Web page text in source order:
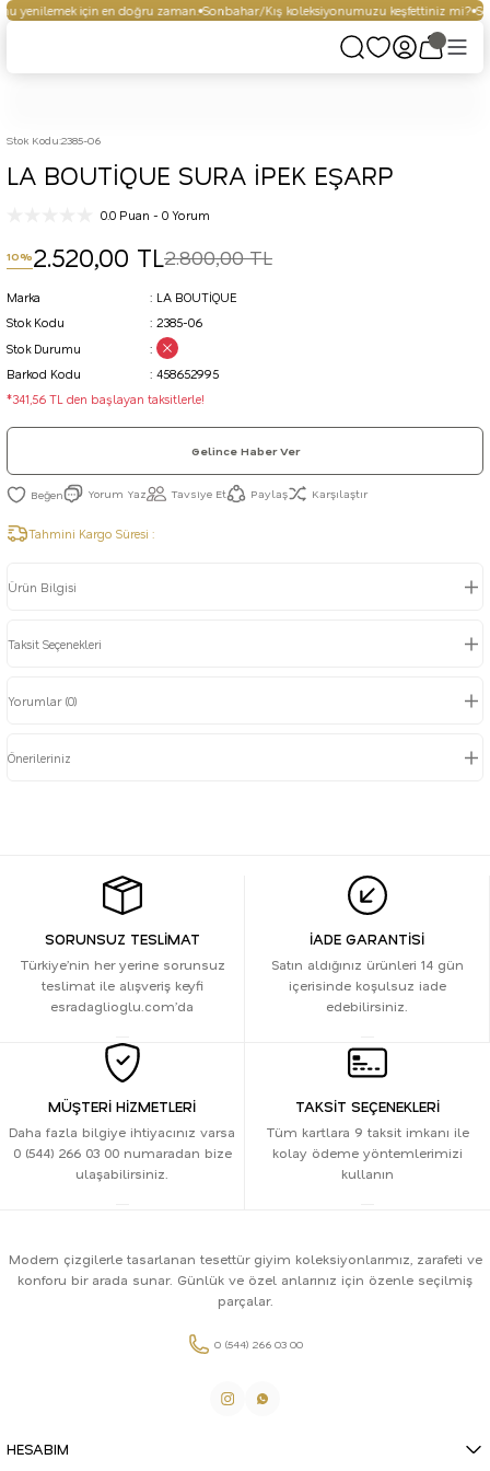
yenilemek için en doğru zaman. Sonbahar/Kış koleksiyonumuzu keşfettiniz mi?
Stok Kodu:2385-06
LA BOUTİQUE SURA İPEK EŞARP
0.0 Puan - 0 Yorum
10%2.520,00 TL2.800,00 TL
Marka
LA BOUTİQUE
Stok Kodu
2385-06
Stok Durumu
Barkod Kodu
458652995
*341,56 TL den başlayan taksitlerle!
Gelince Haber Ver
Yorum Yaz Tavsiye Et Paylaş Karşılaştır
Tahmini Kargo Süresi :
Ürün Bilgisi
Taksit Seçenekleri
Yorumlar (0)
Önerileriniz
SORUNSUZ TESLİMAT
Türkiye’nin her yerine sorunsuz
teslimat ile alışveriş keyfi
esradaglioglu.com’da
İADE GARANTİSİ
Satın aldığınız ürünleri 14 gün
içerisinde koşulsuz iade
edebilirsiniz.
MÜŞTERİ HİZMETLERİ
Daha fazla bilgiye ihtiyacınız varsa
0 (544) 266 03 00 numaradan bize
ulaşabilirsiniz.
TAKSİT SEÇENEKLERİ
Tüm kartlara 9 taksit imkanı ile
kolay ödeme yöntemlerimizi
kullanın
Modern çizgilerle tasarlanan tesettür giyim koleksiyonlarımız, zarafeti ve
konforu bir arada sunar. Günlük ve özel anlarınız için özenle seçilmiş
parçalar.
0 (544) 266 03 00
HESABIM